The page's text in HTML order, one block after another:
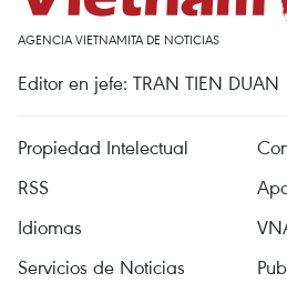
AGENCIA VIETNAMITA DE NOTICIAS
Editor en jefe: TRAN TIEN DUAN
Propiedad Intelectual
RSS
Idiomas
Servicios de Noticias